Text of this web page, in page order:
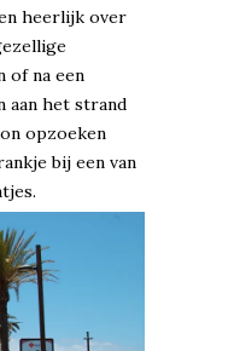
heerlijk over
of na een
aan het strand
opzoeken
bij een van